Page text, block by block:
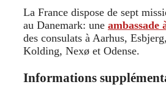
La France dispose de sept
au Danemark: une ambassade
des consulats à Aarhus,
Kolding, Nexø et Odense.
Informations